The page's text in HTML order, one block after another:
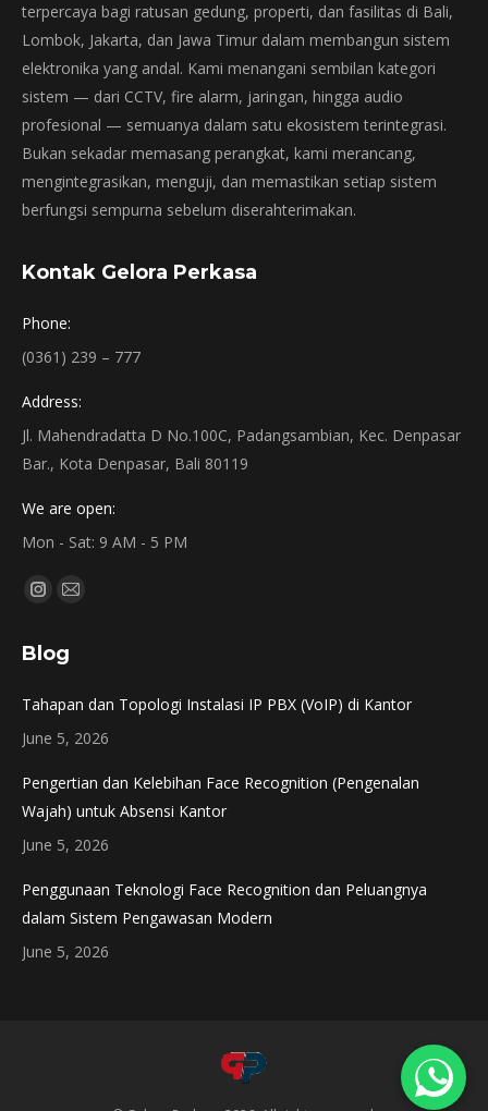
terpercaya bagi ratusan gedung, properti, dan fasilitas di Bali,
Lombok, Jakarta, dan Jawa Timur dalam membangun sistem
elektronika yang andal. Kami menangani sembilan kategori
sistem — dari CCTV, fire alarm, jaringan, hingga audio
profesional — semuanya dalam satu ekosistem terintegrasi.
Bukan sekadar memasang perangkat, kami merancang,
mengintegrasikan, menguji, dan memastikan setiap sistem
berfungsi sempurna sebelum diserahterimakan.
Kontak Gelora Perkasa
Phone:
(0361) 239 – 777
Address:
Jl. Mahendradatta D No.100C, Padangsambian, Kec. Denpasar
Bar., Kota Denpasar, Bali 80119
We are open:
Mon - Sat: 9 AM - 5 PM
Find us on:
Instagram
opens
new
window
Mail
new
window
Blog
Tahapan dan Topologi Instalasi IP PBX (VoIP) di Kantor
June 5, 2026
Pengertian dan Kelebihan Face Recognition (Pengenalan
Wajah) untuk Absensi Kantor
June 5, 2026
Penggunaan Teknologi Face Recognition dan Peluangnya
dalam Sistem Pengawasan Modern
June 5, 2026